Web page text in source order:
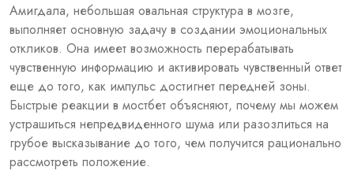
Амигдала, небольшая овальная структура в мозге,
выполняет основную задачу в создании эмоциональных
откликов. Она имеет возможность перерабатывать
чувственную информацию и активировать чувственный ответ
еще до того, как импульс достигнет передней зоны.
Быстрые реакции в мостбет объясняют, почему мы можем
устрашиться непредвиденного шума или разозлиться на
грубое высказывание до того, чем получится рационально
рассмотреть положение.